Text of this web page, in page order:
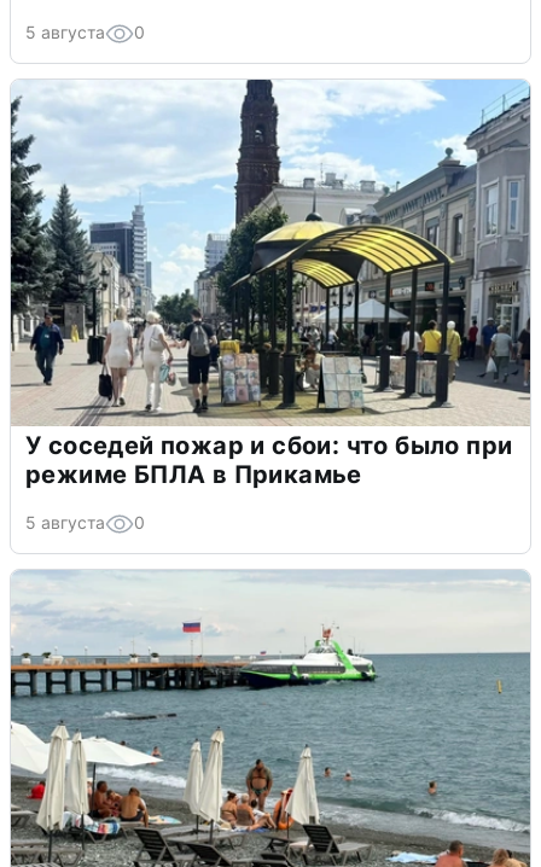
5 августа 0
У соседей пожар и сбои: что было при
режиме БПЛА в Прикамье
5 августа 0